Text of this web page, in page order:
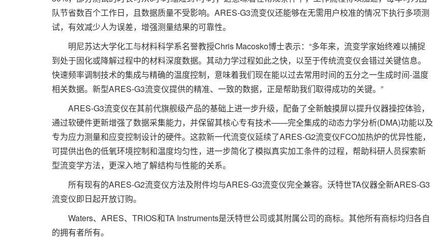
队节省数百个工作日，且数据质量不受影响。ARES-G3流变仪还能够在无需用户校准的情况下执行多项测
试，有效减少人为误差，增强测量结果的可靠性。
明尼苏达大学化工与材料科学系名誉教授Chris Macosko博士表示：“多年来，流变学家始终难以捕捉
到处于固化或降解过程中的材料深度数据。其动力学过程如此之快，以至于传统流变仪会错过关键信息。
快速频率调制技术的集成与精确的温度控制，意味着我们现在能以过去常用时间的五分之一生成时间-温度
相关数据。新型ARES-G3流变仪提供的精准、一致的数据，正是帮助我们取得成功的关键。”
ARES-G3流变仪在其前代旗舰级产品的基础上进一步升级，配备了全新触摸屏以提升仪器操控体验，
通过软硬件更新增强了数据采集能力，并保留其核心专有技术——完全集成的动态力学分析(DMA)功能以及
专为应力测量和应变控制设计的硬件。这款新一代流变仪延续了ARES-G2流变仪FCO加热炉的优异性能，
可提供出色的低氧环境控制和温度均匀性，进一步简化了模拟真实加工条件的过程，帮助科研人员探索新
型流变学方法，更深入地了解结构与性能的关系。
所有现有的ARES-G2流变仪方法及附件均与ARES-G3流变仪完全兼容。沃特世TA仪器全新ARES-G3
流变仪即日起开放订购。
Waters、ARES、TRIOS和TA Instruments是沃特世公司或其附属公司的商标。其他所有商标均归各自
的拥有者所有。